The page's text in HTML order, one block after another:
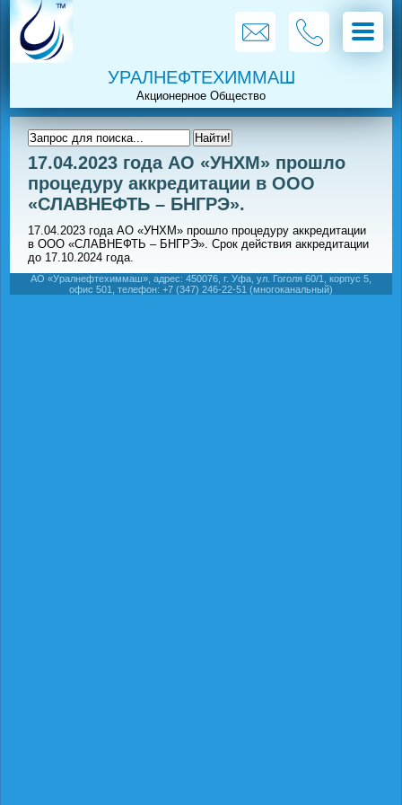
УРАЛНЕФТЕХИММАШ
17.04.2023 года АО «УНХМ» прошло
процедуру аккредитации в ООО
«СЛАВНЕФТЬ – БНГРЭ».
17.04.2023 года АО «УНХМ» прошло процедуру аккредитации
в ООО «СЛАВНЕФТЬ – БНГРЭ». Срок действия аккредитации
до 17.10.2024 года.
АО «Уралнефтехиммаш», адрес: 450076, г. Уфа, ул. Гоголя 60/1, корпус 5,
офис 501, телефон: +7 (347) 246-22-51 (многоканальный)